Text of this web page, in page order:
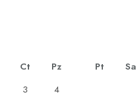
Ct
Pz
3
4
Pt Sa